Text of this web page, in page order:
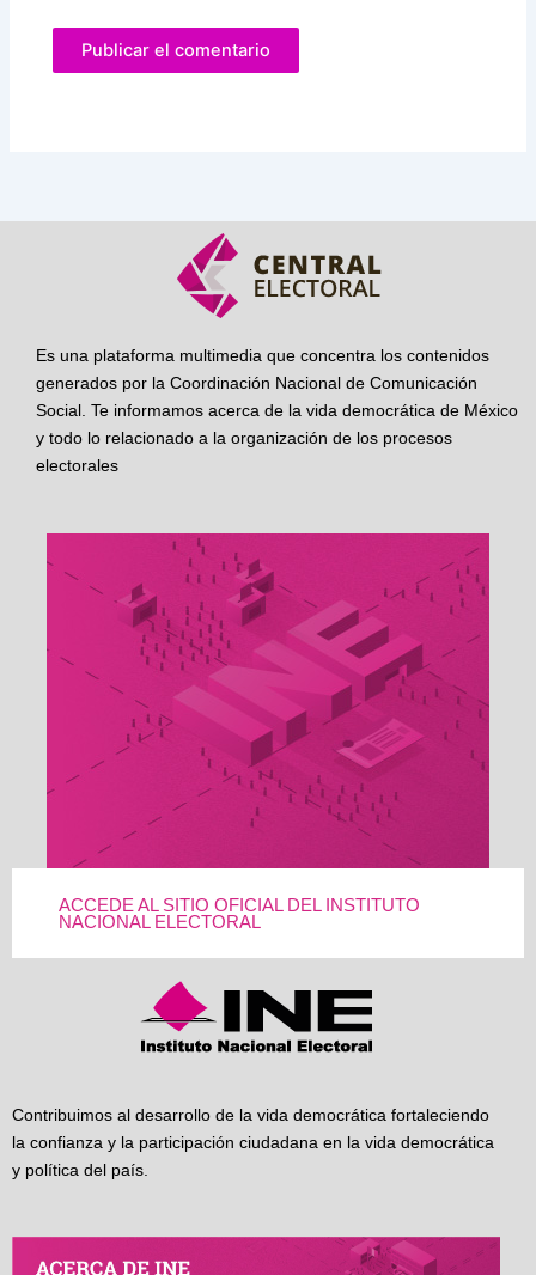
Es una plataforma multimedia que concentra los contenidos
generados por la Coordinación Nacional de Comunicación
Social. Te informamos acerca de la vida democrática de México
y todo lo relacionado a la organización de los procesos
electorales
ACCEDE AL SITIO OFICIAL DEL INSTITUTO
NACIONAL ELECTORAL
Contribuimos al desarrollo de la vida democrática fortaleciendo
la confianza y la participación ciudadana en la vida democrática
y política del país.